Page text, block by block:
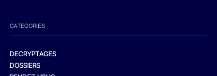
CATEGORIES
DECRYPTAGES
DOSSIERS